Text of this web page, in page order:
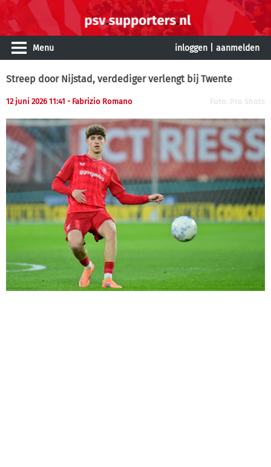
Menu inloggen aanmelden
Streep door Nijstad, verdediger verlengt bij Twente
12 juni 2026 11:41 - Fabrizio Romano Foto: Pro Shots